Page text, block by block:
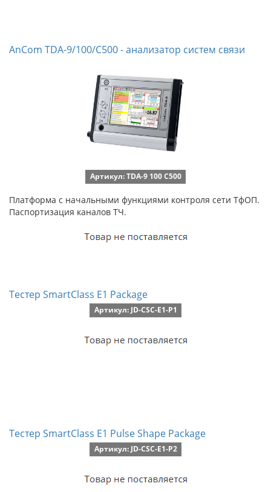
AnCom TDA-9/100/С500 - анализатор систем связи
Артикул: TDA-9 100 С500
Платформа с начальными функциями контроля сети ТфОП.
Паспортизация каналов ТЧ.
Тестер SmartClass E1 Package
Артикул: JD-CSC-E1-P1
Тестер SmartClass E1 Pulse Shape Package
Артикул: JD-CSC-E1-P2